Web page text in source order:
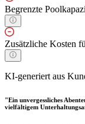
Begrenzte
Zusätzliche Kosten
KI-generiert aus
"Ein unvergessliches
vielfältigem